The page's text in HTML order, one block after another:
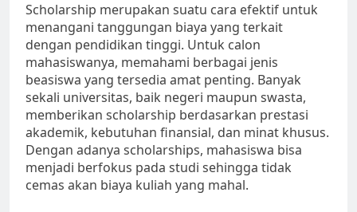
Scholarship merupakan suatu cara efektif untuk
menangani tanggungan biaya yang terkait
dengan pendidikan tinggi. Untuk calon
mahasiswanya, memahami berbagai jenis
beasiswa yang tersedia amat penting. Banyak
sekali universitas, baik negeri maupun swasta,
memberikan scholarship berdasarkan prestasi
akademik, kebutuhan finansial, dan minat khusus.
Dengan adanya scholarships, mahasiswa bisa
menjadi berfokus pada studi sehingga tidak
cemas akan biaya kuliah yang mahal.